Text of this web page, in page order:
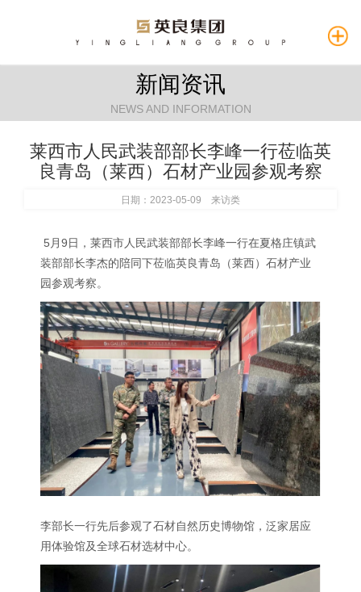
新闻资讯
NEWS AND INFORMATION
莱西市人民武装部部长李峰一行莅临英
良青岛（莱西）石材产业园参观考察
日期：2023-05-09 来访类
5月9日，莱西市人民武装部部长李峰一行在夏格庄镇武
装部部长李杰的陪同下莅临英良青岛（莱西）石材产业
园参观考察。
李部长一行先后参观了石材自然历史博物馆，泛家居应
用体验馆及全球石材选材中心。